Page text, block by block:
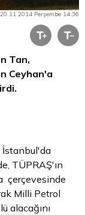
Perşembe 14:36
Tan,
Ceyhan'a
İstanbul'da
TÜPRAŞ'ın
çerçevesinde
Milli Petrol
alacağını